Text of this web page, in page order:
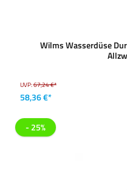
Wilms Wasserdüse
UVP:67,24 €*
58,36 €*
- 25%